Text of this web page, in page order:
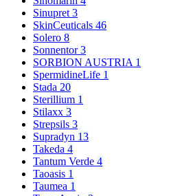
Sinupret 3
SkinCeuticals 46
Solero 8
Sonnentor3
SORBION AUSTRIA 1
SpermidineLife 1
Stada 20
Sterillium 1
Stilaxx 3
Strepsils 3
Supradyn 13
Takeda 4
Tantum Verde 4
Taoasis 1
Taumea 1